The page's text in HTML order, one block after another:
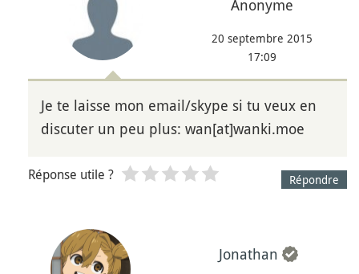
Anonyme
20 septembre 2015
17:09
Je te laisse mon email/skype si tu veux en
discuter un peu plus: wan[at]wanki.moe
Répondre
Réponse utile ?
Jonathan